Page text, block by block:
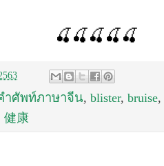
🍒🍒🍒🍒🍒
ำศัพท์ภาษาจีน, blister, bruise,
健康